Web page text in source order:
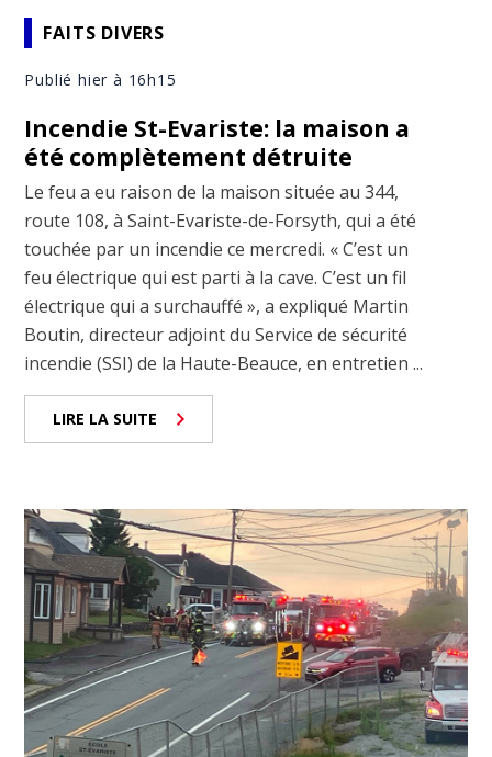
FAITS DIVERS
Publié hier à 16h15
Incendie St-Evariste: la maison a
été complètement détruite
Le feu a eu raison de la maison située au 344,
route 108, à Saint-Evariste-de-Forsyth, qui a été
touchée par un incendie ce mercredi. « C’est un
feu électrique qui est parti à la cave. C’est un fil
électrique qui a surchauffé », a expliqué Martin
Boutin, directeur adjoint du Service de sécurité
incendie (SSI) de la Haute-Beauce, en entretien ...
LIRE LA SUITE